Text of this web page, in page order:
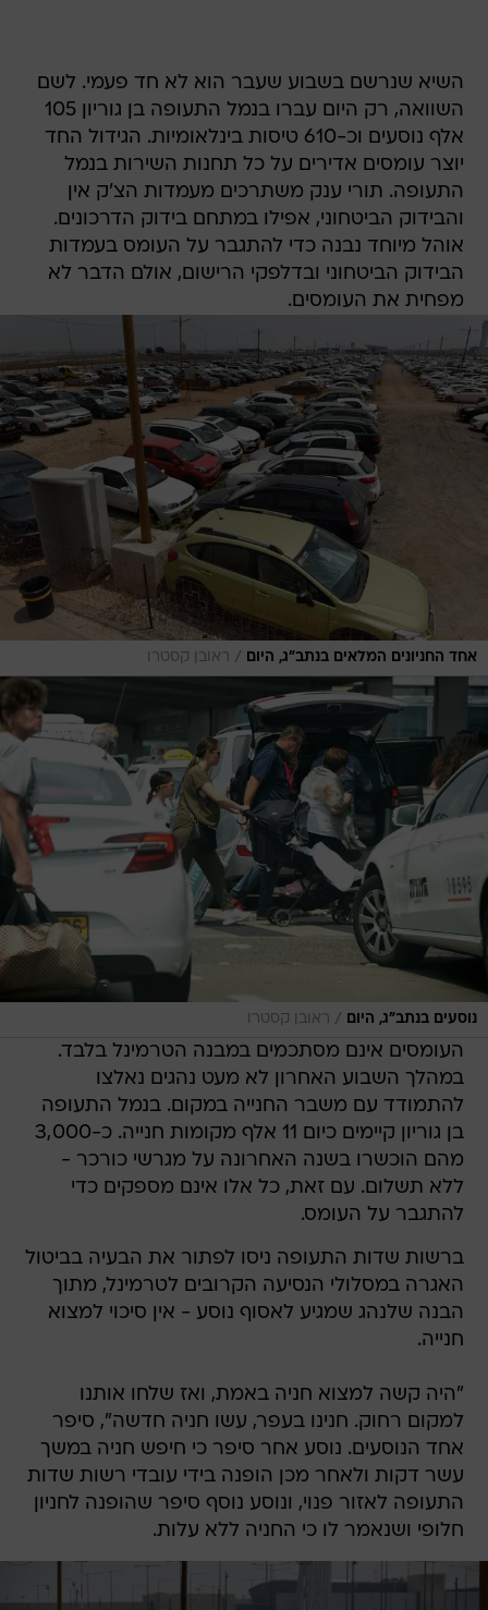
השיא שנרשם בשבוע שעבר הוא לא חד פעמי. לשם
השוואה, רק היום עברו בנמל התעופה בן גוריון 105
אלף נוסעים וכ-610 טיסות בינלאומיות. הגידול החד
יוצר עומסים אדירים על כל תחנות השירות בנמל
התעופה. תורי ענק משתרכים מעמדות הצ'ק אין
והבידוק הביטחוני, אפילו במתחם בידוק הדרכונים.
אוהל מיוחד נבנה כדי להתגבר על העומס בעמדות
הבידוק הביטחוני ובדלפקי הרישום, אולם הדבר לא
מפחית את העומסים.
אחד החניונים המלאים בנתב"ג, היום / ראובן קסטרו
נוסעים בנתב"ג, היום / ראובן קסטרו
העומסים אינם מסתכמים במבנה הטרמינל בלבד.
במהלך השבוע האחרון לא מעט נהגים נאלצו
להתמודד עם משבר החנייה במקום. בנמל התעופה
בן גוריון קיימים כיום 11 אלף מקומות חנייה. כ-3,000
מהם הוכשרו בשנה האחרונה על מגרשי כורכר -
ללא תשלום. עם זאת, כל אלו אינם מספקים כדי
להתגבר על העומס.
ברשות שדות התעופה ניסו לפתור את הבעיה בביטול
האגרה במסלולי הנסיעה הקרובים לטרמינל, מתוך
הבנה שלנהג שמגיע לאסוף נוסע - אין סיכוי למצוא
חנייה.
"היה קשה למצוא חניה באמת, ואז שלחו אותנו
למקום רחוק. חנינו בעפר, עשו חניה חדשה", סיפר
אחד הנוסעים. נוסע אחר סיפר כי חיפש חניה במשך
עשר דקות ולאחר מכן הופנה בידי עובדי רשות שדות
התעופה לאזור פנוי, ונוסע נוסף סיפר שהופנה לחניון
חלופי ושנאמר לו כי החניה ללא עלות.